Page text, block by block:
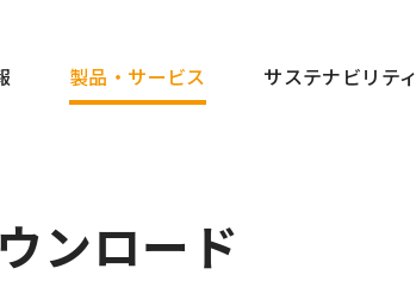
サステナビリティ
ンロード